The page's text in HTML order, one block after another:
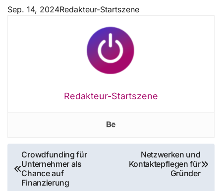
Sep. 14, 2024Redakteur-Startszene
Redakteur-Startszene
Beitragsnavigation
Crowdfunding für
Unternehmer als
Chance auf
Finanzierung
Netzwerken und
Kontaktepflegen für
Gründer